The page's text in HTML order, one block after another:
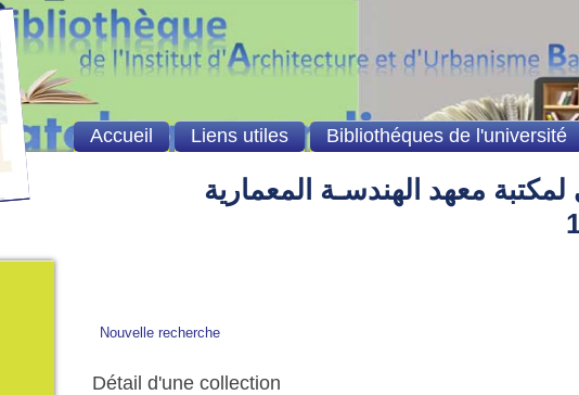
لمكتبة معهد الهندسـة المعمارية
Nouvelle recherche
Détail d'une collection
Accueil Liens utiles Bibliothéques de l'université